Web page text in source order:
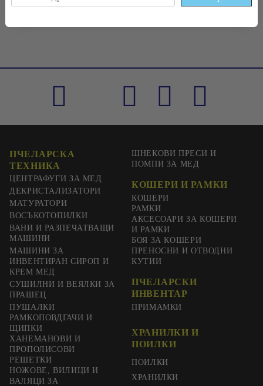
ПЧЕЛАРСКА
ТЕХНИКА
ЦЕНТРАФУГИ ЗА МЕД
ДЕКРИСТАЛИЗАТОРИ
МАТУРАТОРИ
ВОСЪКОТОПИЛКИ
ВАНИ И РАЗПЕЧАТВАЩИ
МАШИНИ
МАШИНИ ЗА
ИНВЕНТИРАН СИРОП И
КРЕМ МЕД
СУШИЛНИ И ВЕЯЛКИ ЗА
ПРАШЕЦ
ШНЕКОВИ ПРЕСИ И
ПОМПИ ЗА МЕД
КОШЕРИ И РАМКИ
КОШЕРИ
РАМКИ
АКСЕСОАРИ ЗА КОШЕРИ
И РАМКИ
БОЯ ЗА КОШЕРИ
ПРЕНОСНИ И ОТВОДНИ
КУТИИ
ПЧЕЛАРСКИ
ИНВЕНТАР
ПУШАЛКИ
РАМКОПОВДГАЧИ И
ЩИПКИ
ХАНЕМАНОВИ И
ПРОПОЛИСОВИ
РЕШЕТКИ
НОЖОВЕ, ВИЛИЦИ И
ВАЛЯЦИ ЗА
ПРИМАМКИ
ХРАНИЛКИ И
ПОИЛКИ
ПОИЛКИ
ХРАНИЛКИ